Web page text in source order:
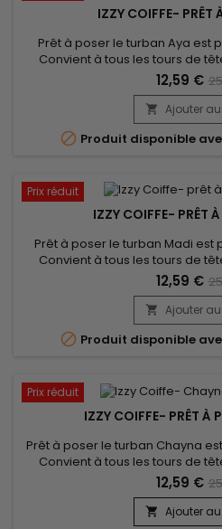
IZZY COIFFE- PRÊT
Prêt à poser le turban Aya est
Convient à tous les tours de
comme un bonnet classique
confort inégalé et un très beau
pour un look
12,59 €
 Ajouter
 Produit disponible
Prix réduit
IZZY COIFFE- PRÊT
Prêt à poser le turban Madi est
Convient à tous les tours de
comme un bonnet classique
confort inégalé et un très beau
pour un look
12,59 €
 Ajouter
 Produit disponible
Prix réduit
IZZY COIFFE- PRÊT À
Prêt à poser le turban Chayna
Convient à tous les tours de
comme un bonnet classique
confort inégalé et un très beau
pour un look
12,59 €
 Ajouter